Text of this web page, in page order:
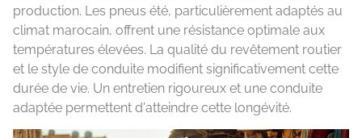
production. Les pneus été, particulièrement adaptés au
climat marocain, offrent une résistance optimale aux
températures élevées. La qualité du revêtement routier
et le style de conduite modifient significativement cette
durée de vie. Un entretien rigoureux et une conduite
adaptée permettent d'atteindre cette longévité.